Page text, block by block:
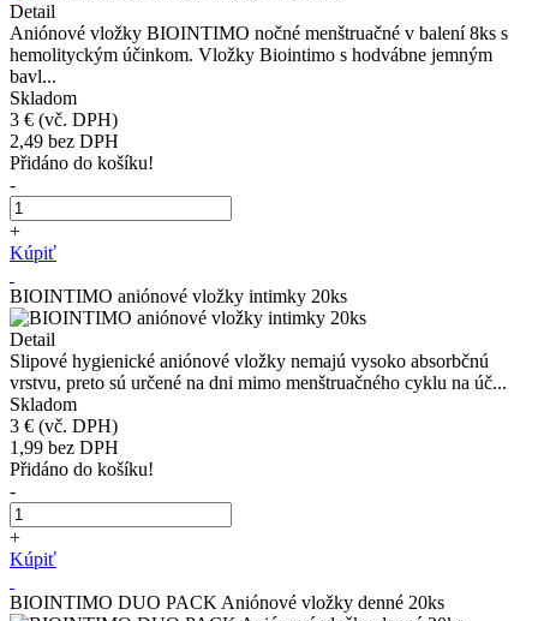
Detail
Aniónové vložky BIOINTIMO nočné menštruačné v balení 8ks s
hemolityckým účinkom. Vložky Biointimo s hodvábne jemným
bavl...
Skladom
3 € (vč. DPH)
2,49 bez DPH
Přidáno do košíku!
-
+
Kúpiť
BIOINTIMO aniónové vložky intimky 20ks
Detail
Slipové hygienické aniónové vložky nemajú vysoko absorbčnú
vrstvu, preto sú určené na dni mimo menštruačného cyklu na úč...
Skladom
3 € (vč. DPH)
1,99 bez DPH
Přidáno do košíku!
-
+
Kúpiť
BIOINTIMO DUO PACK Aniónové vložky denné 20ks